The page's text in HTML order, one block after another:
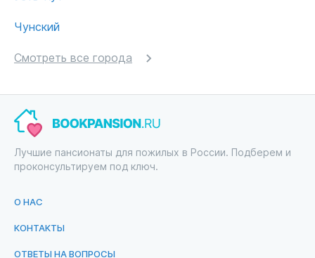
Чунский
Смотреть все города
Лучшие пансионаты для пожилых в России. Подберем и
проконсультируем под ключ.
О НАС
КОНТАКТЫ
ОТВЕТЫ НА ВОПРОСЫ